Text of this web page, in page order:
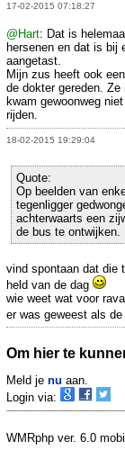
17-02-2015 07:18:27
@Hart: Dat is
hersenen en dat is bij
aangetast.
Mijn zus heeft ook
de dokter gereden.
kwam gewoonweg
rijden.
18-02-2015 19:29:04
Quote:
Op beelden van
tegenligger
achterwaarts een
de bus te ontwijken.
vind spontaan dat die
held van de dag
wie weet wat voor
er was geweest als
Om hier te
Meld je nu aan.
Login via:
WMRphp ver. 6.0